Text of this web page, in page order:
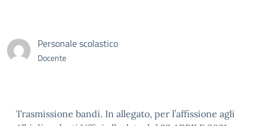
Personale scolastico
Docente
Trasmissione bandi. In allegato, per l’affissione agli